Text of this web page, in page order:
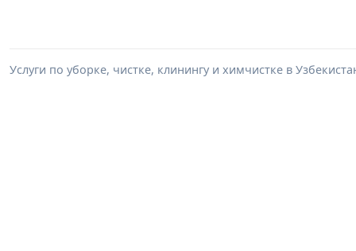
Услуги по уборке, чистке, клинингу и химчистке в